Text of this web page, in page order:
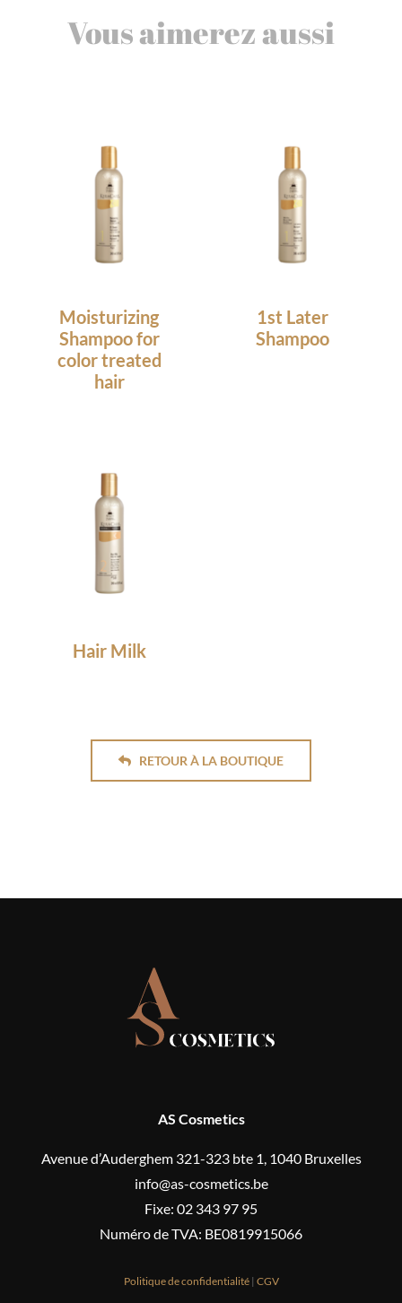
Vous aimerez aussi
Moisturizing
Shampoo for
color treated
hair
1st Later
Shampoo
Hair Milk
RETOUR À LA BOUTIQUE
AS Cosmetics
Avenue d’Auderghem 321-323 bte 1, 1040 Bruxelles
info@as-cosmetics.be
Fixe: 02 343 97 95
Numéro de TVA: BE0819915066
Politique de confidentialité| CGV